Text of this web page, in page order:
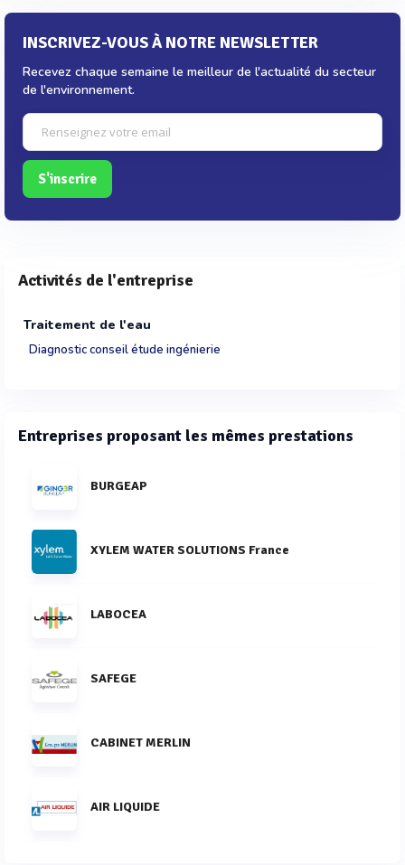
INSCRIVEZ-VOUS À NOTRE NEWSLETTER
Recevez chaque semaine le meilleur de l'actualité du secteur
de l'environnement.
S'inscrire
Activités de l'entreprise
Traitement de l'eau
Diagnostic conseil étude ingénierie
Entreprises proposant les mêmes prestations
BURGEAP
XYLEM WATER SOLUTIONS France
LABOCEA
SAFEGE
CABINET MERLIN
AIR LIQUIDE